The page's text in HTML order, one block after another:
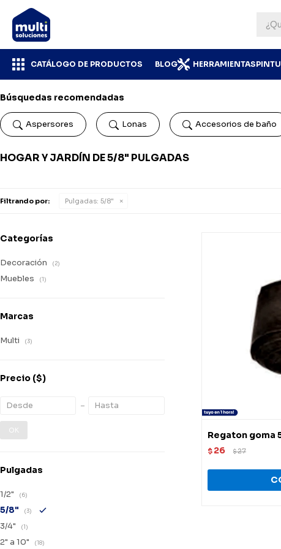
CATÁLOGO DE PRODUCTOS BLOG HERRAMIENTAS
Búsquedas recomendadas
Aspersores Lonas Accesorios de baño
HOGAR Y JARDÍN DE 5/8" PULGADAS
Filtrando por: Pulgadas: 5/8"
Regaton
$ 26 $27
Categorías
Decoración (2)
Muebles (1)
Marcas
Multi (3)
Precio ($)
OK
Pulgadas
1/2" (6)
5/8" (3)
3/4" (1)
2" a 10" (18)